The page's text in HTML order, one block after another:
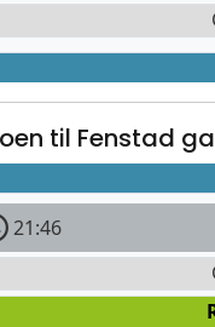
til Fenstad
21:46